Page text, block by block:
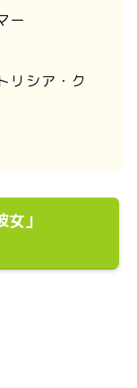
ー
リシア・ク
」